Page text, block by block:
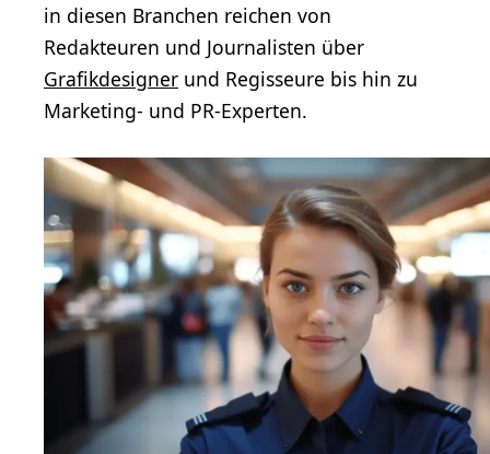
in diesen Branchen reichen von
Redakteuren und Journalisten über
Grafikdesigner und Regisseure bis hin zu
Marketing- und PR-Experten.